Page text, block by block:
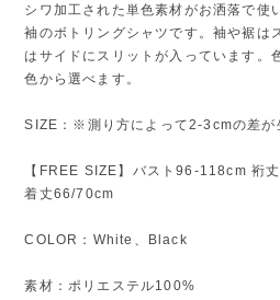
シワ加工された単色素材がお洒落で使
袖のボトリングシャツです。袖や裾は
はサイドにスリットが入っています。
色から選べます。
SIZE：※測り方によって2-3cmの差が
【FREE SIZE】バスト96-118cm 裄
着丈66/70cm
COLOR：White、Black
素材：ポリエステル100%